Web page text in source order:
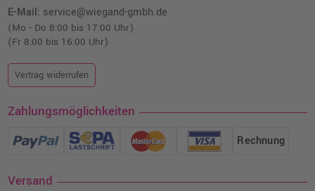
E-Mail: service@wiegand-gmbh.de
(Mo - Do 8:00 bis 17:00 Uhr)
(Fr 8:00 bis 16:00 Uhr)
Vertrag widerrufen
Zahlungsmöglichkeiten
Rechnung
Versand